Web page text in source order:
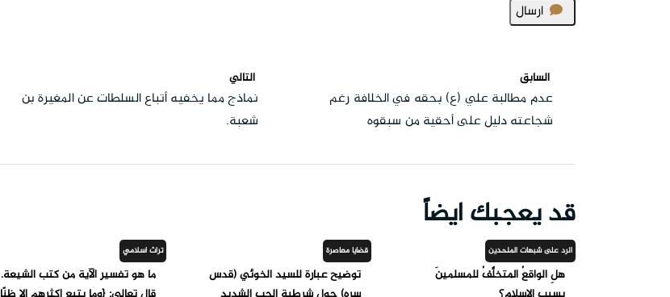
ارسال
السابق
عدم مطالبة علي (ع) بحقه في الخلافة رغم
شجاعته دليل على أحقية من سبقوه
التالي
نماذج مما يخفيه أتباع السلطات عن المغيرة بن
شعبة.
قد يعجبك ايضاً
الرد على شبهات الملحدين
هلِ الواقعُ المتخلِّفُ للمسلمينَ
قضايا معاصرة
توضيح عبارة للسيد الخوئي (قدس
تراث اسلامي
ما هو تفسير الآية من كتب الشيعة.